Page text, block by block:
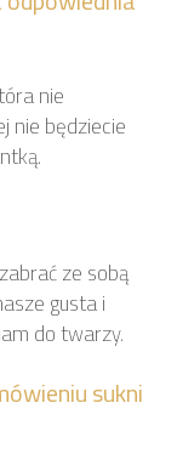
nie
nie będziecie
ze sobą
gusta i
do twarzy.
sukni